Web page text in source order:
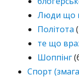
Люди що
Політота
те що
Шоппінг
Спорт